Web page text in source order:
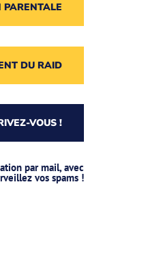
PARENTALE
DU RAID
VOUS !
par mail, avec
vos spams !